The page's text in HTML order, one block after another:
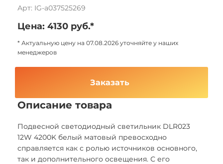
Арт: IG-a037525269
Цена: 4130 руб.*
* Актуальную цену на 07.08.2026 уточняйте у наших
менеджеров
Заказать
Описание товара
Подвесной светодиодный светильник DLR023
12W 4200K белый матовый превосходно
справляется как с ролью источников основного,
так и дополнительного освещения. С его